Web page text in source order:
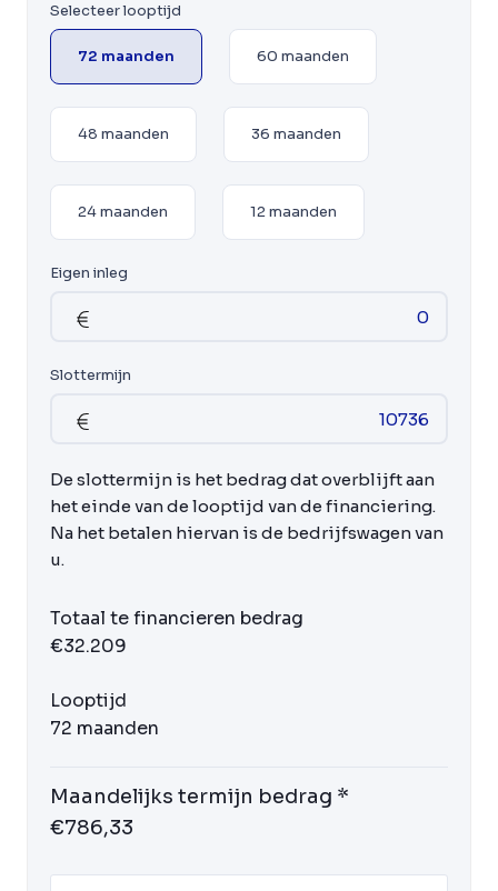
Selecteer looptijd
72 maanden 60 maanden
48 maanden 36 maanden
24 maanden 12 maanden
Eigen inleg
Slottermijn
De slottermijn is het bedrag dat overblijft aan
het einde van de looptijd van de financiering.
Na het betalen hiervan is de bedrijfswagen van
u.
Totaal te financieren bedrag
€32.209
Looptijd
72 maanden
Maandelijks termijn bedrag *
€786,33